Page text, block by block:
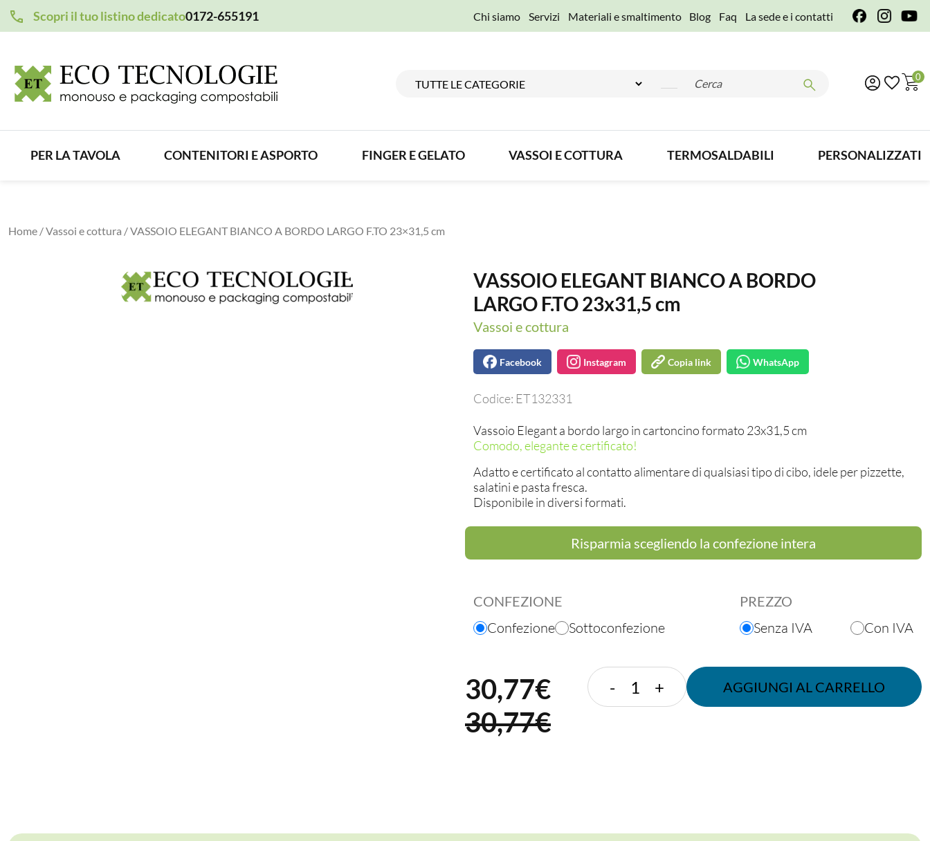
Scopri il tuo listino dedicato0172-655191 Chi siamo Servizi Materiali e smaltimento Blog Faq La sede e i contatti
0
PER LA TAVOLA CONTENITORI E ASPORTO FINGER E GELATO VASSOI E COTTURA TERMOSALDABILI PERSONALIZZATI
Home /Vassoi e cottura / VASSOIO ELEGANT BIANCO A BORDO LARGO F.TO 23×31,5 cm
VASSOIO ELEGANT BIANCO A BORDO
LARGO F.TO 23x31,5 cm
Vassoi e cottura
Facebook Instagram Copia link WhatsApp
Codice: ET132331
Vassoio Elegant a bordo largo in cartoncino formato 23x31,5 cm
Comodo, elegante e certificato!
Adatto e certificato al contatto alimentare di qualsiasi tipo di cibo, idele per pizzette,
salatini e pasta fresca.
Disponibile in diversi formati.
Risparmia scegliendo la confezione intera
CONFEZIONE PREZZO
Confezione Sottoconfezione Senza IVA Con IVA
30,77€
30,77€
-
VASSOIO
ELEGANT
+ AGGIUNGI AL CARRELLO